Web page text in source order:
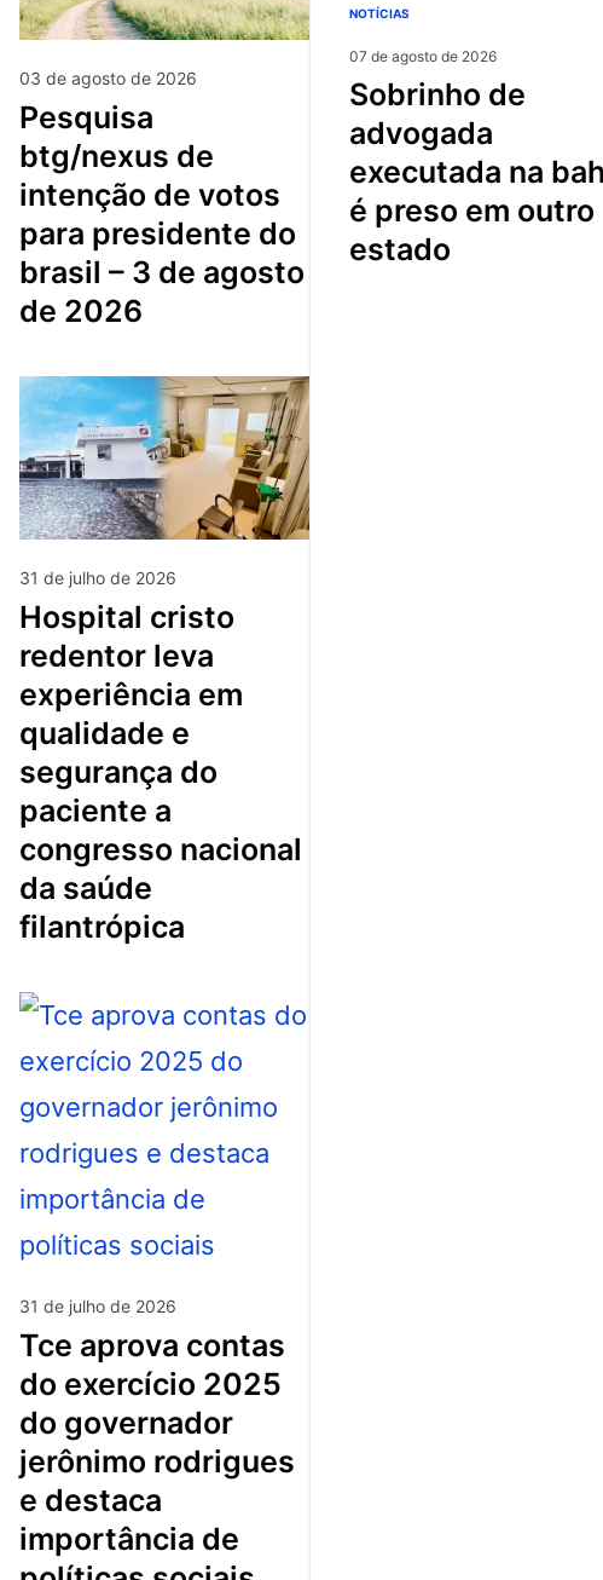
03 de agosto de 2026
pesquisa
btg/nexus de
intenção de votos
para presidente do
brasil – 3 de agosto
de 2026
31 de julho de 2026
hospital cristo
redentor leva
experiência em
qualidade e
segurança do
paciente a
congresso nacional
da saúde
filantrópica
31 de julho de 2026
tce aprova contas
do exercício 2025
do governador
jerônimo rodrigues
e destaca
importância de
NOTÍCIAS
07 de agosto de 2026
sobrinho de
advogada
executada na
é preso em outro
estado